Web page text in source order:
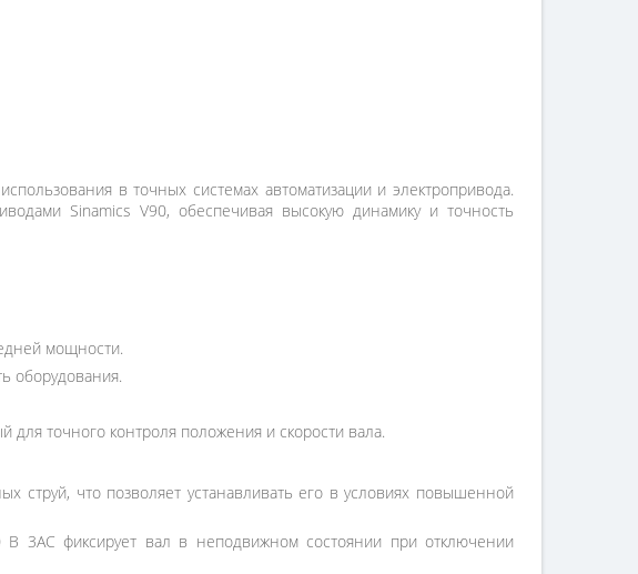
в точных системах автоматизации и электропривода.
Sinamics V90, обеспечивая высокую динамику и точность
мощности.
оборудования.
точного контроля положения и скорости вала.
струй, что позволяет устанавливать его в условиях повышенной
3AC фиксирует вал в неподвижном состоянии при отключении